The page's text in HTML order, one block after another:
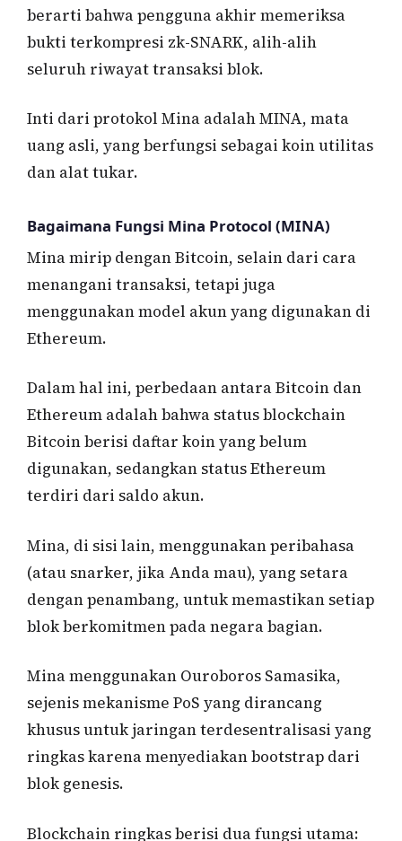
berarti bahwa pengguna akhir memeriksa
bukti terkompresi zk-SNARK, alih-alih
seluruh riwayat transaksi blok.
Inti dari protokol Mina adalah MINA, mata
uang asli, yang berfungsi sebagai koin utilitas
dan alat tukar.
Bagaimana Fungsi Mina Protocol (MINA)
Mina mirip dengan Bitcoin, selain dari cara
menangani transaksi, tetapi juga
menggunakan model akun yang digunakan di
Ethereum.
Dalam hal ini, perbedaan antara Bitcoin dan
Ethereum adalah bahwa status blockchain
Bitcoin berisi daftar koin yang belum
digunakan, sedangkan status Ethereum
terdiri dari saldo akun.
Mina, di sisi lain, menggunakan peribahasa
(atau snarker, jika Anda mau), yang setara
dengan penambang, untuk memastikan setiap
blok berkomitmen pada negara bagian.
Mina menggunakan Ouroboros Samasika,
sejenis mekanisme PoS yang dirancang
khusus untuk jaringan terdesentralisasi yang
ringkas karena menyediakan bootstrap dari
blok genesis.
Blockchain ringkas berisi dua fungsi utama: